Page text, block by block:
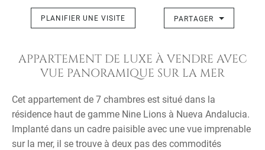
PLANIFIER UNE VISITE PARTAGER
APPARTEMENT DE LUXE À VENDRE AVEC
VUE PANORAMIQUE SUR LA MER
Cet appartement de 7 chambres est situé dans la
résidence haut de gamme Nine Lions à Nueva Andalucia.
Implanté dans un cadre paisible avec une vue imprenable
sur la mer, il se trouve à deux pas des commodités